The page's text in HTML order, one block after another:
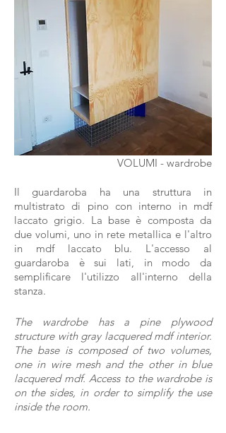
VOLUMI - wardrobe
Il guardaroba ha una struttura in
multistrato di pino con interno in mdf
laccato grigio. La base è composta da
due volumi, uno in rete metallica e l'altro
in mdf laccato blu. L'accesso al
guardaroba è sui lati, in modo da
semplificare l'utilizzo all'interno della
stanza.
The wardrobe has a pine plywood
structure with gray lacquered mdf interior.
The base is composed of two volumes,
one in wire mesh and the other in blue
lacquered mdf. Access to the wardrobe is
on the sides, in order to simplify the use
inside the room.